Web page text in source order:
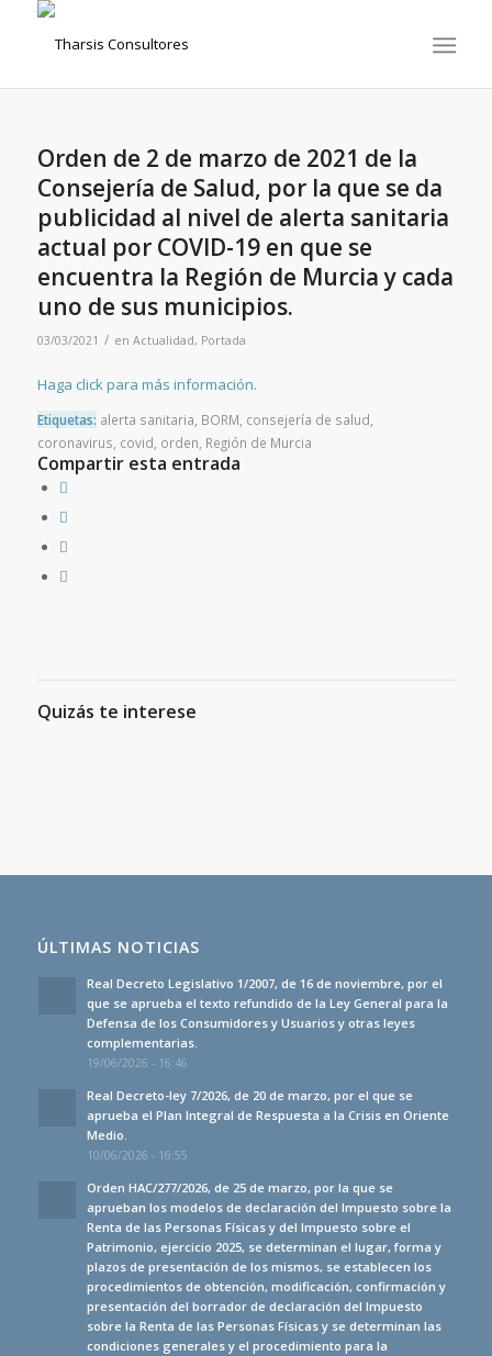
Orden de 2 de marzo de 2021 de la
Consejería de Salud, por la que se da
publicidad al nivel de alerta sanitaria
actual por COVID-19 en que se
encuentra la Región de Murcia y cada
uno de sus municipios.
03/03/2021 / en Actualidad, Portada
Haga click para más información.
Etiquetas: alerta sanitaria BORM consejería de salud
coronavirus covid orden Región de Murcia
Compartir esta entrada
Quizás te interese
ÚLTIMAS NOTICIAS
Real Decreto Legislativo 1/2007, de 16 de noviembre, por el
que se aprueba el texto refundido de la Ley General para la
Defensa de los Consumidores y Usuarios y otras leyes
complementarias.
19/06/2026 - 16:46
Real Decreto-ley 7/2026, de 20 de marzo, por el que se
aprueba el Plan Integral de Respuesta a la Crisis en Oriente
Medio.
10/06/2026 - 16:55
Orden HAC/277/2026, de 25 de marzo, por la que se
aprueban los modelos de declaración del Impuesto sobre la
Renta de las Personas Físicas y del Impuesto sobre el
Patrimonio, ejercicio 2025, se determinan el lugar, forma y
plazos de presentación de los mismos, se establecen los
procedimientos de obtención, modificación, confirmación y
presentación del borrador de declaración del Impuesto
sobre la Renta de las Personas Físicas y se determinan las
condiciones generales y el procedimiento para la